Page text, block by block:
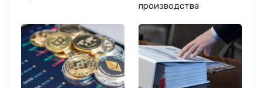
производства